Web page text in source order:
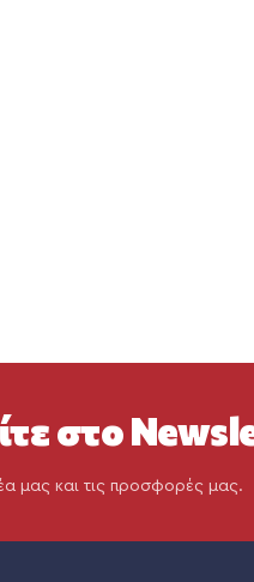
στο
μας και τις προσφορές μας.